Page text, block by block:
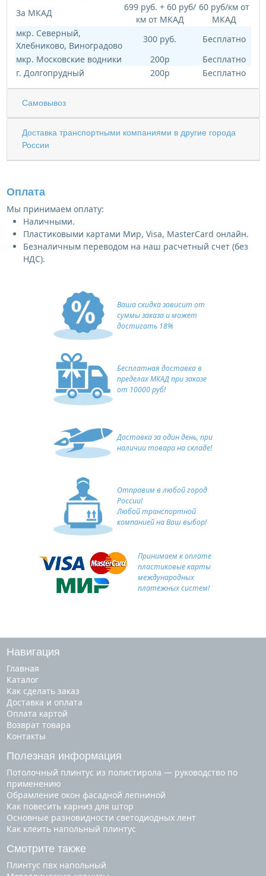
За МКАД
699 руб. + 60 руб/
км от МКАД
60 руб/км от
МКАД
мкр. Северный,
Хлебниково, Виноградово
300 руб.
Бесплатно
мкр. Московские водники
200р
Бесплатно
г. Долгопрудный
200р Бесплатно
Самовывоз
Доставка транспортными компаниями в другие города
России
Оплата
Мы принимаем оплату:
Наличными.
Пластиковыми картами Мир, Visa, MasterCard онлайн.
Безналичным переводом на наш расчетный счет (без
НДС).
Ваша скидка зависит от
суммы заказа и может
достигать 18%
Бесплатная доставка в
пределах МКАД при заказе
от 10000 руб!
Доставка за один день, при
наличии товара на складе!
Отправим в любой город
России!
Любой транспортной
компанией на Ваш выбор!
Принимаем к оплате
пластиковые карты
международных
платежных систем!
Навигация
Главная
Каталог
Как сделать заказ
Доставка и оплата
Оплата картой
Возврат товара
Контакты
Полезная информация
Потолочный плинтус из полистирола — руководство по
применению
Обрамление окон фасадной лепниной
Как повесить карниз для штор
Основные разновидности светодиодных лент
Как клеить напольный плинтус
Смотрите также
плинтус пвх напольный